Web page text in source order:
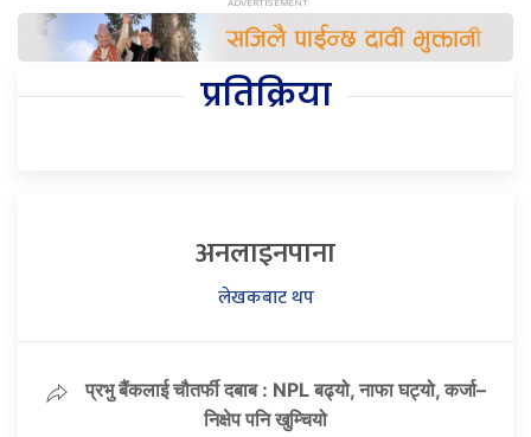
प्रतिक्रिया
अनलाइनपाना
लेखकबाट थप
प्रभु बैंकलाई चौतर्फी दबाब : NPL बढ्यो, नाफा घट्यो, कर्जा–
निक्षेप पनि खुम्चियो